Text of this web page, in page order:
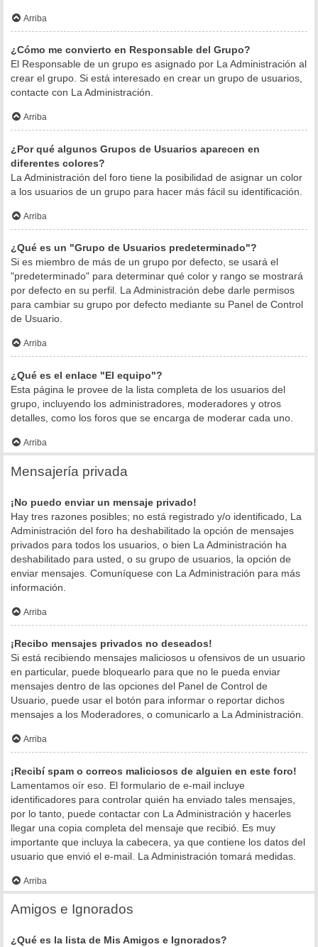
Arriba
¿Cómo me convierto en Responsable del Grupo?
El Responsable de un grupo es asignado por La Administración al
crear el grupo. Si está interesado en crear un grupo de usuarios,
contacte con La Administración.
Arriba
¿Por qué algunos Grupos de Usuarios aparecen en
diferentes colores?
La Administración del foro tiene la posibilidad de asignar un color
a los usuarios de un grupo para hacer más fácil su identificación.
Arriba
¿Qué es un "Grupo de Usuarios predeterminado"?
Si es miembro de más de un grupo por defecto, se usará el
"predeterminado" para determinar qué color y rango se mostrará
por defecto en su perfil. La Administración debe darle permisos
para cambiar su grupo por defecto mediante su Panel de Control
de Usuario.
Arriba
¿Qué es el enlace "El equipo"?
Esta página le provee de la lista completa de los usuarios del
grupo, incluyendo los administradores, moderadores y otros
detalles, como los foros que se encarga de moderar cada uno.
Arriba
Mensajería privada
¡No puedo enviar un mensaje privado!
Hay tres razones posibles; no está registrado y/o identificado, La
Administración del foro ha deshabilitado la opción de mensajes
privados para todos los usuarios, o bien La Administración ha
deshabilitado para usted, o su grupo de usuarios, la opción de
enviar mensajes. Comuníquese con La Administración para más
información.
Arriba
¡Recibo mensajes privados no deseados!
Si está recibiendo mensajes maliciosos u ofensivos de un usuario
en particular, puede bloquearlo para que no le pueda enviar
mensajes dentro de las opciones del Panel de Control de
Usuario, puede usar el botón para informar o reportar dichos
mensajes a los Moderadores, o comunicarlo a La Administración.
Arriba
¡Recibí spam o correos maliciosos de alguien en este foro!
Lamentamos oír eso. El formulario de e-mail incluye
identificadores para controlar quién ha enviado tales mensajes,
por lo tanto, puede contactar con La Administración y hacerles
llegar una copia completa del mensaje que recibió. Es muy
importante que incluya la cabecera, ya que contiene los datos del
usuario que envió el e-mail. La Administración tomará medidas.
Arriba
Amigos e Ignorados
¿Qué es la lista de Mis Amigos e Ignorados?